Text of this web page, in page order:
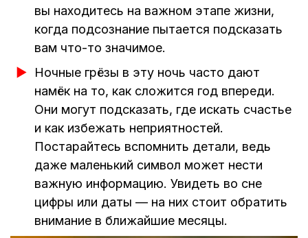
вы находитесь на важном этапе жизни,
когда подсознание пытается подсказать
вам что-то значимое.
Ночные грёзы в эту ночь часто дают
намёк на то, как сложится год впереди.
Они могут подсказать, где искать счастье
и как избежать неприятностей.
Постарайтесь вспомнить детали, ведь
даже маленький символ может нести
важную информацию. Увидеть во сне
цифры или даты — на них стоит обратить
внимание в ближайшие месяцы.